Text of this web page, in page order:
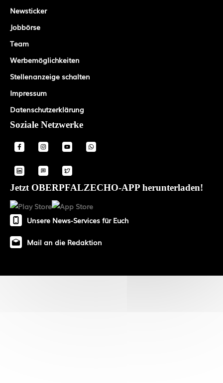
Newsticker
Jobbörse
Team
Werbemöglichkeiten
Stellenanzeige schalten
Impressum
Datenschutzerklärung
Soziale Netzwerke
Jetzt OBERPFALZECHO-APP herunterladen!
Unsere News-Services für Euch
Mail an die Redaktion